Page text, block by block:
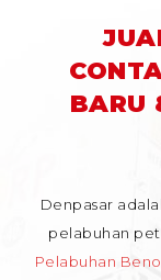
BARU
Denpasar
pelabuhan
Pelabuhan